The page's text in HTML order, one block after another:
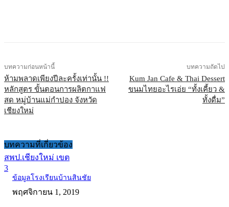
บทความก่อนหน้านี้
ห้ามพลาดเพียงปีละครั้งเท่านั้น !!
หลักสูตร ขั้นตอนการผลิตกาแฟ
สด หมู่บ้านแม่กำปอง จังหวัด
เชียงใหม่
บทความถัดไป
Kum Jan Cafe & Thai Dessert
ขนมไทยอะไรเอ่ย “ทั้งเคี้ยว &
ทั้งดื่ม”
บทความที่เกี่ยวข้อง
สพป.เชียงใหม่ เขต
3
ข้อมูลโรงเรียนบ้านสินชัย
พฤศจิกายน 1, 2019